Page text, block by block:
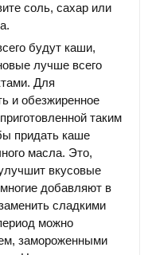
соль, сахар или
будут каши,
лучше всего
Для
и обезжиренное
таким
придать каше
масла. Это,
вкусовые
добавляют в
сладкими
можно
замороженными